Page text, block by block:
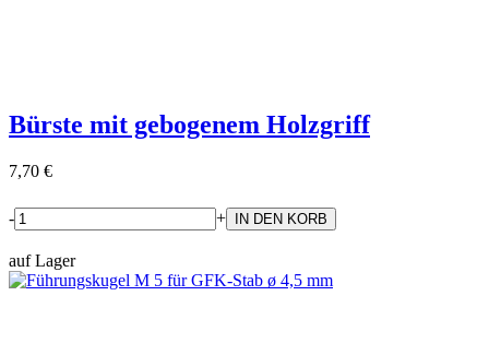
Bürste mit gebogenem Holzgriff
7,70 €
- +
auf Lager